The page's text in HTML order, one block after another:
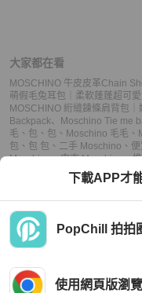
大家都在看
MOSCHINO 牛皮皮革Chain
萌假毛兔耳包｜柔軟蓬蓬超可愛
MOSCHINO 絎縫鍊條肩背包
Backpack、 Moschino Tie me
毛 、 包 、 包 、 Moschino 毛毛 、
包 、 包 包 、 二手 Moschino 、
Moschino、中古 Moschino、
中古 包、推薦 包 、 二
下載APP才
PopChill 拍拍
使用網頁版瀏